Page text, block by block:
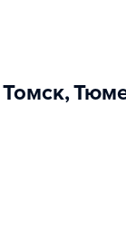
Томск,